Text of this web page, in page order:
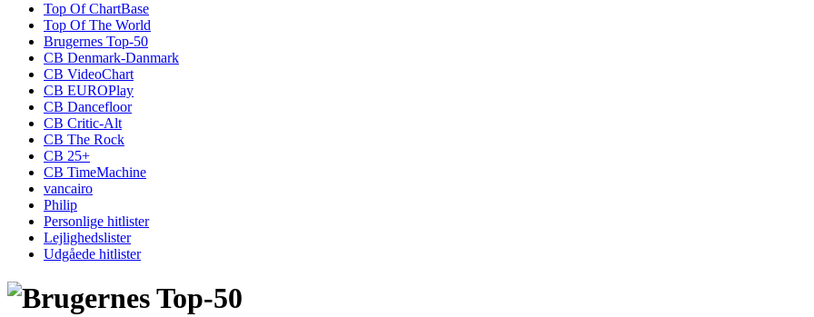
Top Of ChartBase
Top Of The World
Brugernes Top-50
CB Denmark-Danmark
CB VideoChart
CB EUROPlay
CB Dancefloor
CB Critic-Alt
CB The Rock
CB 25+
CB TimeMachine
vancairo
Philip
Personlige hitlister
Lejlighedslister
Udgåede hitlister